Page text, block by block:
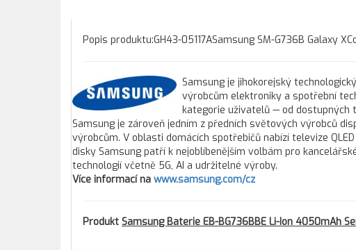
Popis produktu:GH43-05117ASamsung SM-G736B Galaxy
Samsung je jihokorejský
výrobcům elektroniky a spotřební
kategorie uživatelů — od dostupných
Samsung je zároveň jedním z předních světových výrobců
výrobcům. V oblasti domácích spotřebičů nabízí televize
disky Samsung patří k nejoblíbenějším volbám pro
technologií včetně 5G, AI a udržitelné výroby.
Více informací na www.samsung.com/cz
Produkt Samsung Baterie EB-BG736BBE Li-Ion 4050mAh